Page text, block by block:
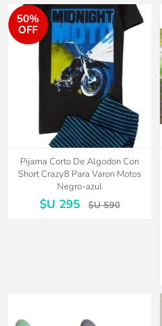
50%
OFF
Pijama Corto De Algodon Con
Short Crazy8 Para Varon Motos
Negro-azul
$U 295 $U 590